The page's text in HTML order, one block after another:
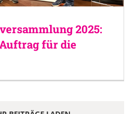
2025:
für die